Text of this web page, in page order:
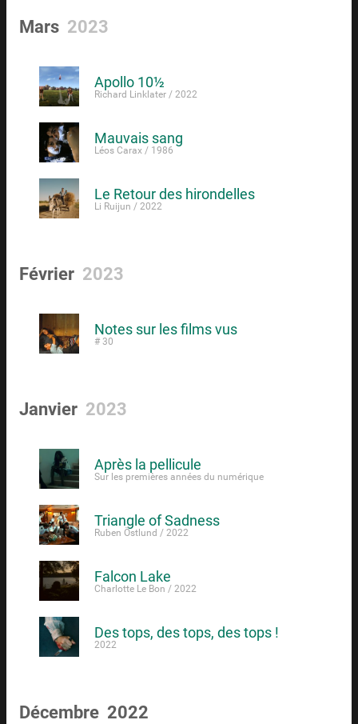
Mars 2023
Apollo 10½
Richard Linklater / 2022
Mauvais sang
Léos Carax / 1986
Le Retour des hirondelles
Li Ruijun / 2022
Février 2023
Notes sur les films vus
# 30
Janvier 2023
Après la pellicule
Sur les premières années du numérique
Triangle of Sadness
Ruben Östlund / 2022
Falcon Lake
Charlotte Le Bon / 2022
Des tops, des tops, des tops !
2022
Décembre 2022